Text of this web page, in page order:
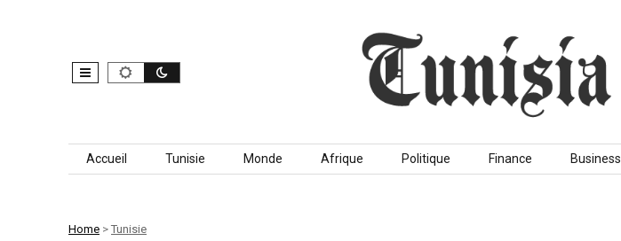
Skip to content
Accueil Tunisie Monde Afrique Politique Finance Business
Home > Tunisie